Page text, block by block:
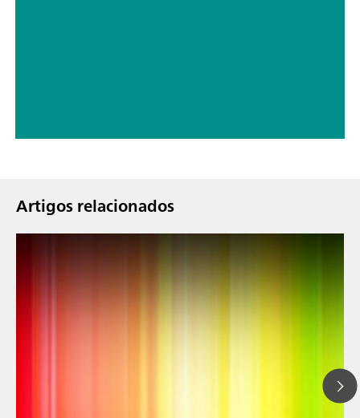
Artigos relacionados